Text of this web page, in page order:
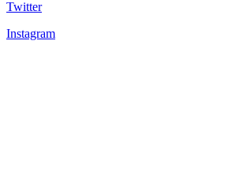
Twitter
Instagram